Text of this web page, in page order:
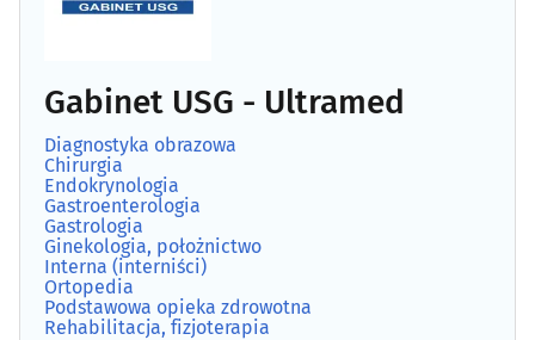
Foniatria(9)
Genetyka(3)
Ginekologia, położnictwo(46)
Hematologia(6)
Gabinet USG - Ultramed
Diagnostyka obrazowa
Chirurgia
Endokrynologia
Gastroenterologia
Gastrologia
Ginekologia, położnictwo
Interna (interniści)
Ortopedia
Podstawowa opieka zdrowotna
Rehabilitacja, fizjoterapia